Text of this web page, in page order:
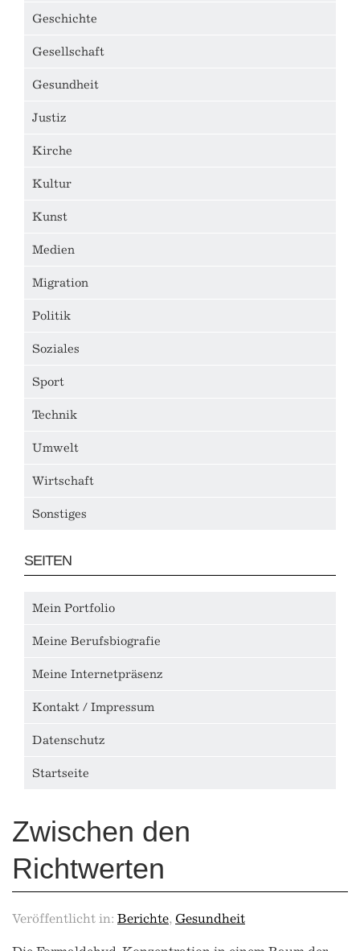
Geschichte
Gesellschaft
Gesundheit
Justiz
Kirche
Kultur
Kunst
Medien
Migration
Politik
Soziales
Sport
Technik
Umwelt
Wirtschaft
Sonstiges
SEITEN
Mein Portfolio
Meine Berufsbiografie
Meine Internetpräsenz
Kontakt / Impressum
Datenschutz
Startseite
Zwischen den
Richtwerten
Veröffentlicht in: Berichte, Gesundheit